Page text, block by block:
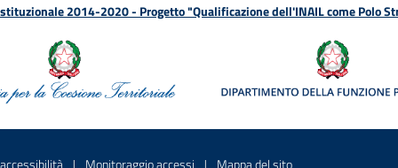
2014-2020 - Progetto "Qualificazione dell'INAIL come Polo
una nuova finestraSito interno - Apre in una nuova finestra
Monitoraggio accessi Sito interno - Apre in una nuova
Mappa del sitoSito interno - Apre